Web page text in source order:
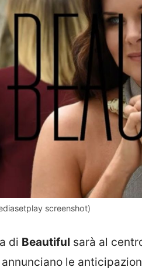
screenshot)
di Beautiful sarà al
le